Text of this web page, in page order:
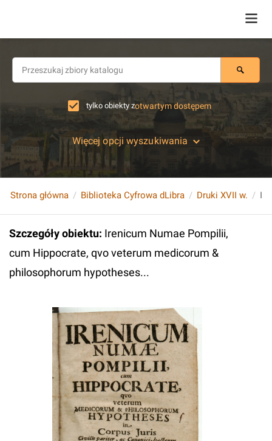
tylko obiekty zotwartym dostępem
Więcej opcji wyszukiwania
Strona główna Biblioteka Cyfrowa dLibra Druki XVII w.
Szczegóły obiektu: Irenicum Numae Pompilii,
cum Hippocrate, qvo veterum medicorum &
philosophorum hypotheses...